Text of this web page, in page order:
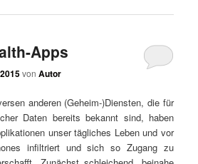
Apps
vonAutor
anderen (Geheim-)Diensten, die für
Daten bereits bekannt sind, haben
unser tägliches Leben und vor
infiltriert und sich so Zugang zu